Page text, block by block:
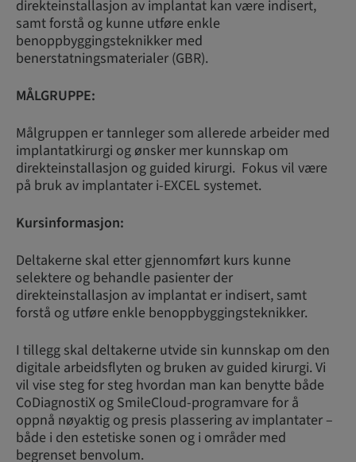
direkteinstallasjon av implantat kan være indisert,
samt forstå og kunne utføre enkle
benoppbyggingsteknikker med
benerstatningsmaterialer (GBR).
MÅLGRUPPE:
Målgruppen er tannleger som allerede arbeider med
implantatkirurgi og ønsker mer kunnskap om
direkteinstallasjon og guided kirurgi. Fokus vil være
på bruk av implantater i-EXCEL systemet.
Kursinformasjon:
Deltakerne skal etter gjennomført kurs kunne
selektere og behandle pasienter der
direkteinstallasjon av implantat er indisert, samt
forstå og utføre enkle benoppbyggingsteknikker.
I tillegg skal deltakerne utvide sin kunnskap om den
digitale arbeidsflyten og bruken av guided kirurgi. Vi
vil vise steg for steg hvordan man kan benytte både
CoDiagnostiX og SmileCloud-programvare for å
oppnå nøyaktig og presis plassering av implantater –
både i den estetiske sonen og i områder med
begrenset benvolum.